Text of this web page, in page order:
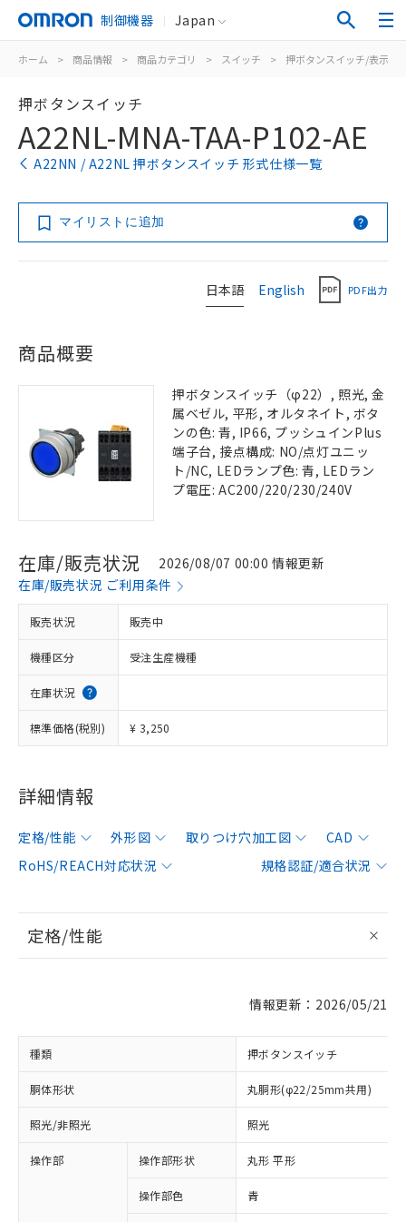
制御機器 Japan
ホーム > 商品情報 > 商品カテゴリ > スイッチ > 押ボタンスイッチ/表示灯
押ボタンスイッチ
A22NL-MNA-TAA-P102-AE
A22NN / A22NL 押ボタンスイッチ 形式仕様一覧
マイリストに追加
日本語 English PDF出力
商品概要
押ボタンスイッチ（φ22）, 照光, 金
属ベゼル, 平形, オルタネイト, ボタ
ンの色: 青, IP66, プッシュインPlus
端子台, 接点構成: NO/点灯ユニッ
ト/NC, LEDランプ色: 青, LEDラン
プ電圧: AC200/220/230/240V
在庫/販売状況
2026/08/07 00:00 情報更新
在庫/販売状況 ご利用条件
販売状況 販売中
機種区分 受注生産機種
在庫状況
標準価格(税別) ¥ 3,250
詳細情報
定格/性能 外形図 取りつけ穴加工図
CAD
RoHS/REACH対応状況
規格認証/適合状況
定格/性能
情報更新：2026/05/21
種類 押ボタンスイッチ
胴体形状 丸胴形(φ22/25mm共用)
照光/非照光 照光
操作部 操作部形状 丸形 平形
操作部色 青